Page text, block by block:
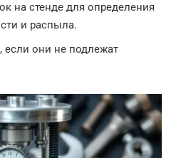
на стенде для определения
и распыла.
если они не подлежат